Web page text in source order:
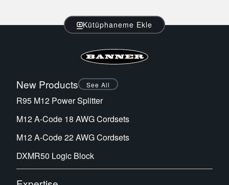
TECHNOLOGYKütüphaneme Ekle
New Products See All
R95 M12 Power Splitter
M12 A-Code 18 AWG Cordsets
M12 A-Code 22 AWG Cordsets
DXMR50 Logic Block